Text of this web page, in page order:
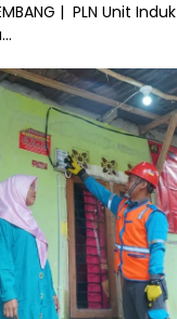
| PLN Unit Induk